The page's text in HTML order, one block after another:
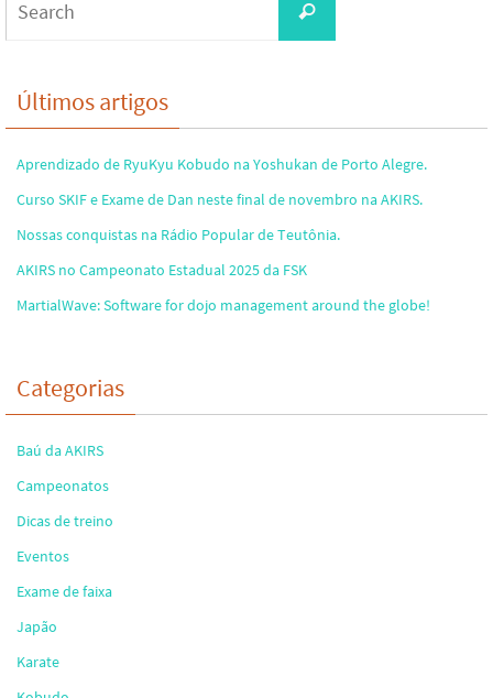
Search
Últimos artigos
Aprendizado de RyuKyu Kobudo na Yoshukan de Porto Alegre.
Curso SKIF e Exame de Dan neste final de novembro na AKIRS.
Nossas conquistas na Rádio Popular de Teutônia.
AKIRS no Campeonato Estadual 2025 da FSK
MartialWave: Software for dojo management around the globe!
Categorias
Baú da AKIRS
Campeonatos
Dicas de treino
Eventos
Exame de faixa
Japão
Karate